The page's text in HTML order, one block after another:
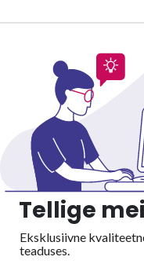
Tellige
Eksklusiivne
teaduses.